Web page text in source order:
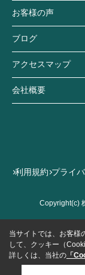
お客様の声
ブログ
アクセスマップ
会社概要
利用規約 プライ
Copyright(c)
当サイトでは、お客様
して、クッキー（
詳しくは、当社の 「